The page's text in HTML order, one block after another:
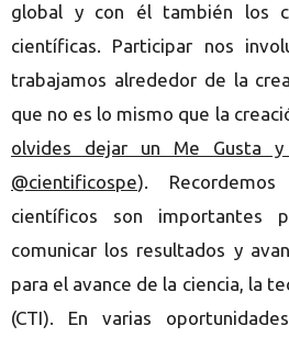
global y con él también los
científicas. Participar nos
trabajamos alrededor de la
que no es lo mismo que la
olvides dejar un Me Gusta
@cientificospe).
científicos son importantes
comunicar los resultados y
para el avance de la ciencia, la
(CTI). En varias